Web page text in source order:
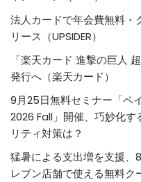
法人カードで年会費無料・
リース（UPSIDER）
「楽天カード 進撃の巨人
発行へ（楽天カード）
9月25日無料セミナー「ペ
2026 Fall」開催、巧妙化
リティ対策は？
猛暑による支出増を支援、
レブン店舗で使える無料ク